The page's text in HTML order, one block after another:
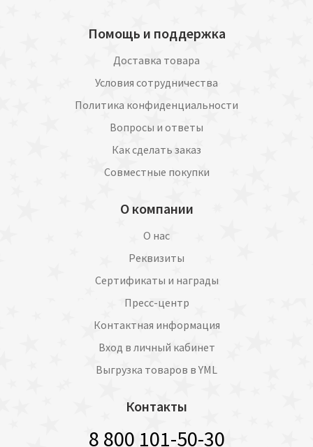
Помощь и поддержка
Доставка товара
Условия сотрудничества
Политика конфиденциальности
Вопросы и ответы
Как сделать заказ
Совместные покупки
О компании
О нас
Реквизиты
Сертификаты и награды
Пресс-центр
Контактная информация
Вход в личный кабинет
Выгрузка товаров в YML
Контакты
8 800 101-50-30